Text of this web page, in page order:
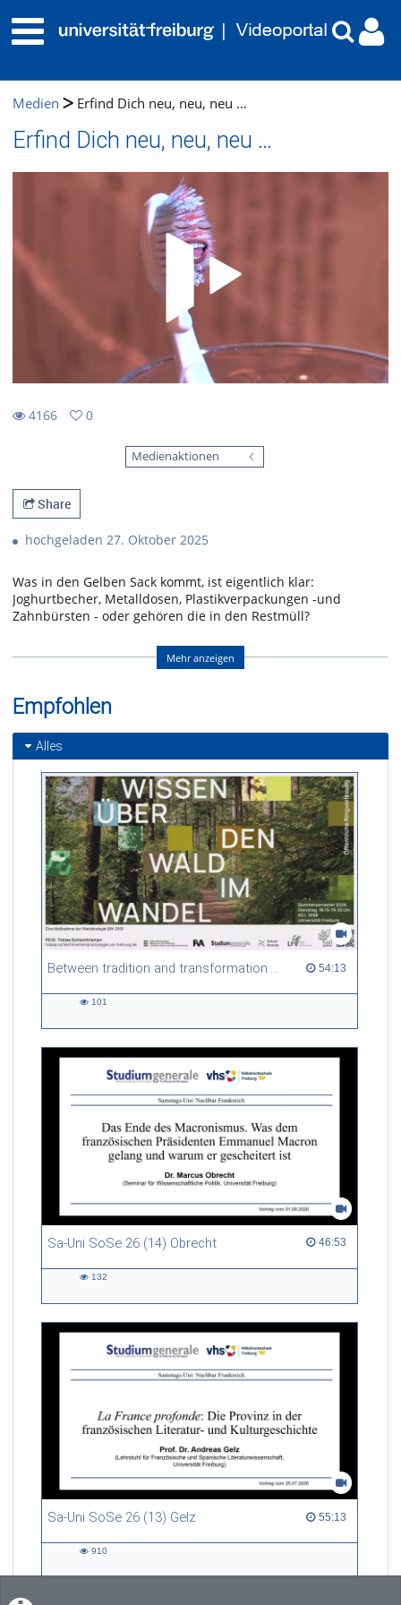
Medien Erfind Dich neu, neu, neu …
Erfind Dich neu, neu, neu …
4166
0
Medienaktionen
Share
hochgeladen 27. Oktober 2025
Was in den Gelben Sack kommt, ist eigentlich klar:
Joghurtbecher, Metalldosen, Plastikverpackungen -und
Zahnbürsten - oder gehören die in den Restmüll?
Im Recyclingmärchen „Die Trennung“ landet PET-Flasche Doro
fälschlicherweise im Gelben Sack! Was sie nicht ahnt: sie wird
Verpackungen tritt sie die Reise ins Ungewisse an. Wer
bekommt die Chance auf ein neues Leben?
Referent/in:
Andreas Nagel
Mehr anzeigen
Empfohlen
Alles
Between tradition and transformation: how owners, advisers and institutions co-create knowledge for resilient forests in Europe 54:13
54:13 duration
101
Sa-Uni SoSe 26 (14) Obrecht 46:53
46:53 duration
132
Sa-Uni SoSe 26 (13) Gelz 55:13
55:13 duration
910